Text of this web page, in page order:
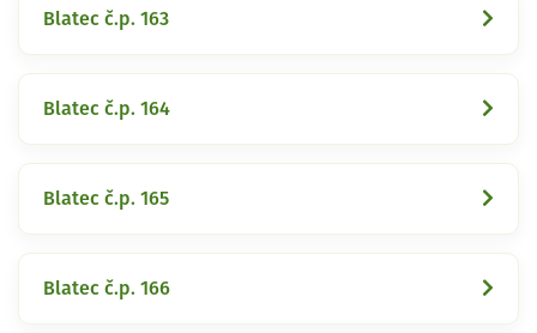
Blatec č.p. 163
Blatec č.p. 164
Blatec č.p. 165
Blatec č.p. 166